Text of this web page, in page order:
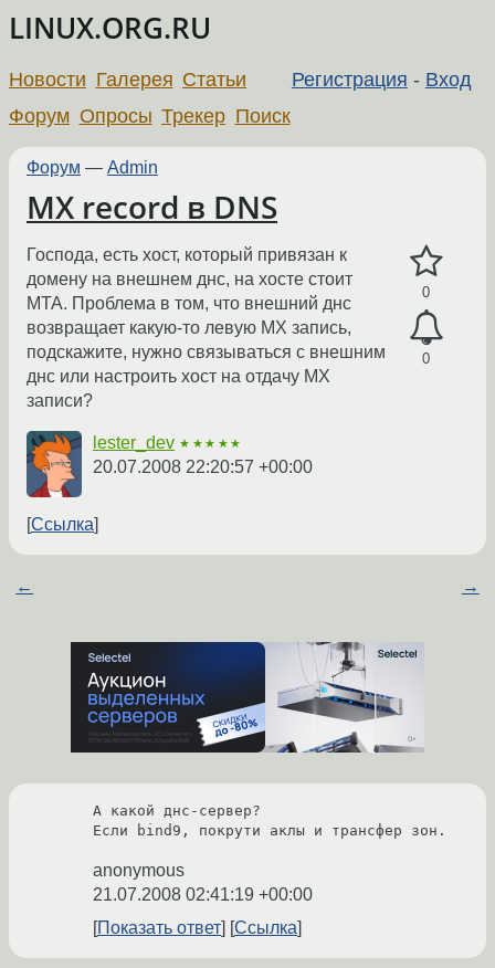
LINUX.ORG.RU
Регистрация - Вход
Новости Галерея Статьи
Форум Опросы Трекер Поиск
Форум — Admin
MX record в DNS
0
0
Господа, есть хост, который привязан к
домену на внешнем днс, на хосте стоит
MTA. Проблема в том, что внешний днс
возвращает какую-то левую MX запись,
подскажите, нужно связываться с внешним
днс или настроить хост на отдачу MX
записи?
lester_dev ★★★★★
20.07.2008 22:20:57 +00:00
Ссылка
← →
А какой днс-сервер?
Если bind9, покрути аклы и трансфер зон.
anonymous
21.07.2008 02:41:19 +00:00
Показать ответ
Ссылка